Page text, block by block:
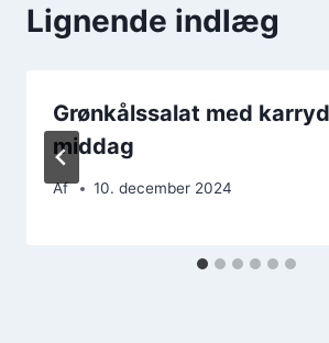
Lignende indlæg
Grønkålssalat med
middag
Af 10. december 2024